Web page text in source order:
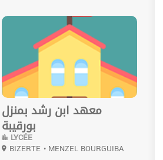
معهد ابن رشد بمنزل
بورقيبة
LYCÉE
BIZERTE • MENZEL BOURGUIBA